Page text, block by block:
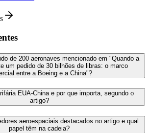
de 200 aeronaves mencionado em "Quando a
um pedido de 30 bilhões de libras: o marco
entre a Boeing e a China"?
EUA-China e por que importa, segundo o
artigo?
aeroespaciais destacados no artigo e qual
papel têm na cadeia?